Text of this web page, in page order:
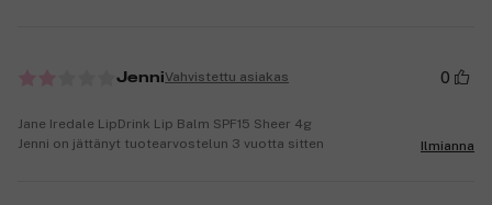
JenniVahvistettu asiakas 0
Jane Iredale LipDrink Lip Balm SPF15 Sheer 4g
Jenni on jättänyt tuotearvostelun 3 vuotta sitten
Ilmianna